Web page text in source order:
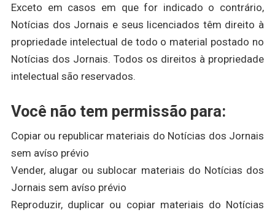
Exceto em casos em que for indicado o contrário,
Notícias dos Jornais e seus licenciados têm direito à
propriedade intelectual de todo o material postado no
Notícias dos Jornais. Todos os direitos à propriedade
intelectual são reservados.
Você não tem permissão para:
Copiar ou republicar materiais do Notícias dos Jornais
sem avíso prévio
Vender, alugar ou sublocar materiais do Notícias dos
Jornais sem avíso prévio
Reproduzir, duplicar ou copiar materiais do Notícias